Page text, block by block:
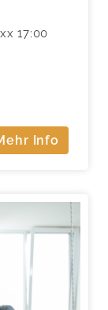
17:00
Info